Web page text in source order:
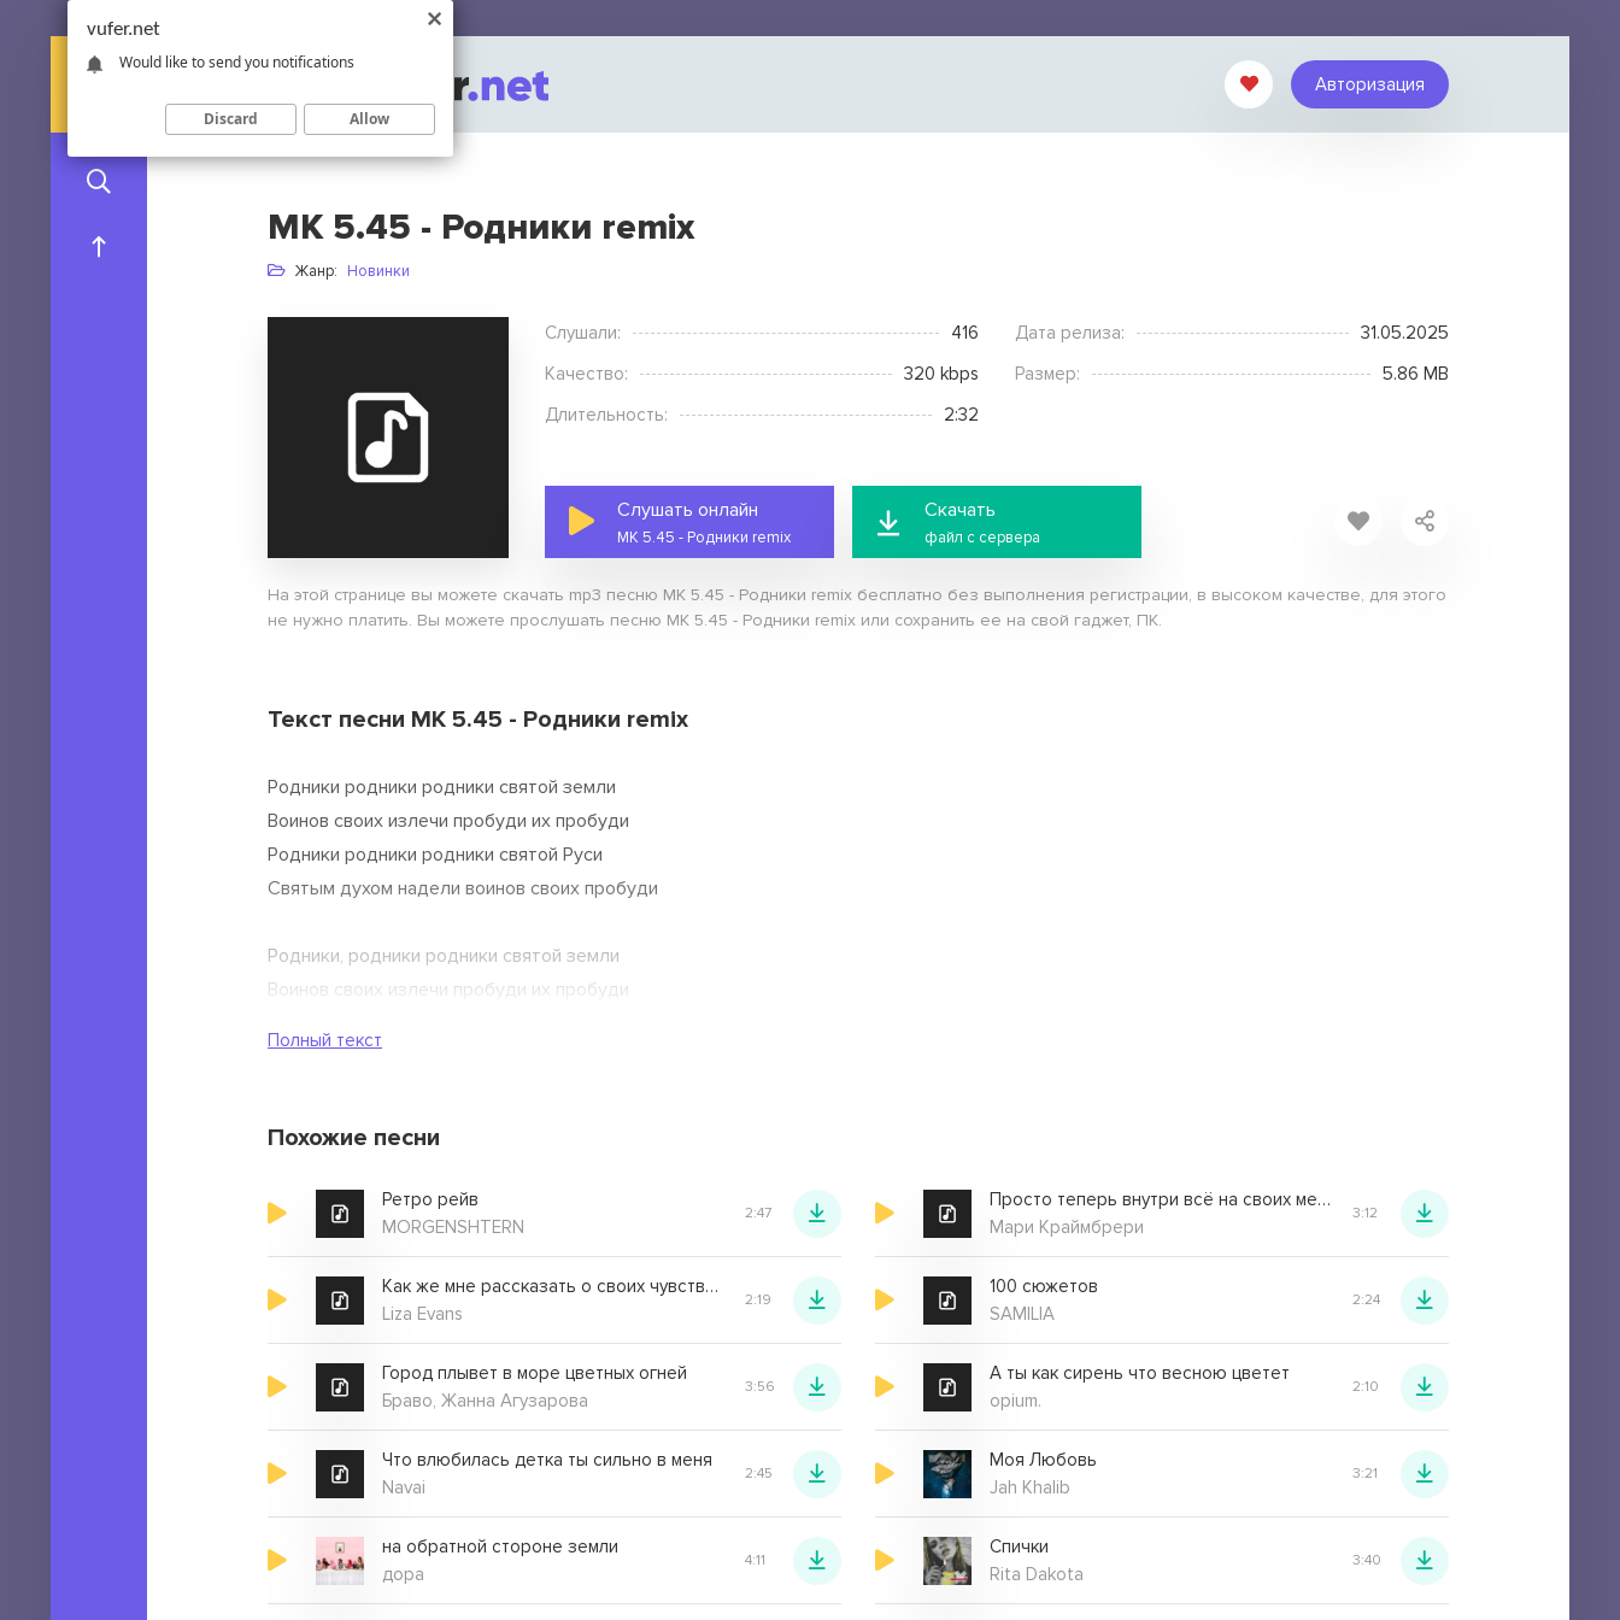
Авторизация
МК 5.45 - Родники remix
Жанр: Новинки
Слушали: 416 Дата релиза:
31.05.2025
Качество:
320 kbps Размер:
5.86 MB
Длительность:
2:32
Слушать онлайн
МК 5.45 - Родники remix
Скачать
файл с сервера
На этой странице вы можете скачать mp3 песню МК 5.45 - Родники remix бесплатно без выполнения регистрации, в высоком качестве, для этого
не нужно платить. Вы можете прослушать песню МК 5.45 - Родники remix или сохранить ее на свой гаджет, ПК.
Текст песни МК 5.45 - Родники remix
Родники родники родники святой земли
Воинов своих излечи пробуди их пробуди
Родники родники родники святой Руси
Святым духом надели воинов своих пробуди
Родники, родники родники святой земли
Воинов своих излечи пробуди их пробуди
Полный текст
Похожие песни
Ретро рейв
MORGENSHTERN
2:47
Просто теперь внутри всё на своих местах
Мари Краймбрери
3:12
Как же мне рассказать о своих чувствах ему hardstyle remix
Liza Evans
2:19
100 сюжетов
SAMILIA
2:24
Город плывет в море цветных огней
Браво, Жанна Агузарова
3:56
А ты как сирень что весною цветет
opium.
2:10
Что влюбилась детка ты сильно в меня
Navai
2:45
Моя Любовь
Jah Khalib
3:21
на обратной стороне земли
дора
4:11
Спички
Rita Dakota
3:40
vufer.net
Would like to send you notifications
Discard Allow